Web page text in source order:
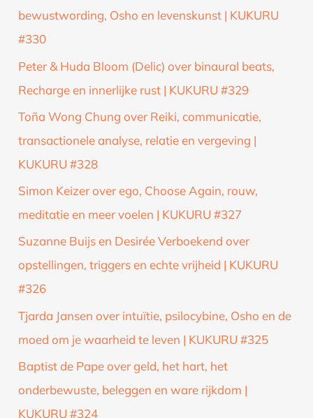
bewustwording, Osho en levenskunst | KUKURU
#330
Peter & Huda Bloom (Delic) over binaural beats,
Recharge en innerlijke rust | KUKURU #329
Toña Wong Chung over Reiki, communicatie,
transactionele analyse, relatie en vergeving |
KUKURU #328
Simon Keizer over ego, Choose Again, rouw,
meditatie en meer voelen | KUKURU #327
Suzanne Buijs en Desirée Verboekend over
opstellingen, triggers en echte vrijheid | KUKURU
#326
Tjarda Jansen over intuïtie, psilocybine, Osho en de
moed om je waarheid te leven | KUKURU #325
Baptist de Pape over geld, het hart, het
onderbewuste, beleggen en ware rijkdom |
KUKURU #324